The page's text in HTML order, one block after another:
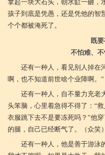
拿起一块大石头，朝水缸一砸，
孩子到底是凭愚，还是凭他的智
个个都被淹死了。
既
不怕难、
还有一种人，看见别人掉在
啊，也不知道前世啥个业障啊。
还有一种人，自不量力充老
头笨脑，心里着急得不得了：“
衣服跳下去不是要冻死吗？”他
的腿，自己已经断气了。（众笑
还有一种人，他是善于游泳